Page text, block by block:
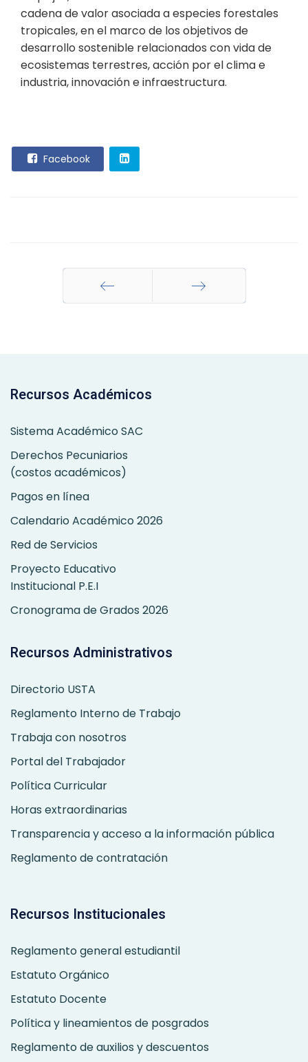
cadena de valor asociada a especies forestales
tropicales, en el marco de los objetivos de
desarrollo sostenible relacionados con vida de
ecosistemas terrestres, acción por el clima e
industria, innovación e infraestructura.
Facebook
Recursos Académicos
Sistema Académico SAC
Derechos Pecuniarios
(costos académicos)
Pagos en línea
Calendario Académico 2026
Red de Servicios
Proyecto Educativo
Institucional P.E.I
Cronograma de Grados 2026
Recursos Administrativos
Directorio USTA
Reglamento Interno de Trabajo
Trabaja con nosotros
Portal del Trabajador
Política Curricular
Horas extraordinarias
Transparencia y acceso a la información pública
Reglamento de contratación
Recursos Institucionales
Reglamento general estudiantil
Estatuto Orgánico
Estatuto Docente
Política y lineamientos de posgrados
Reglamento de auxilios y descuentos